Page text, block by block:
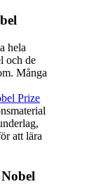
hela
och de
Många
Prize
att lära